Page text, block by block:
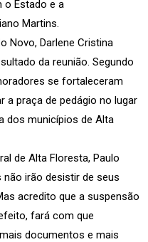
o Estado e a
Martins.
Novo, Darlene Cristina
da reunião. Segundo
se fortaleceram
a praça de pedágio no lugar
dos municípios de Alta
de Alta Floresta, Paulo
irão desistir de seus
acredito que a suspensão
fará com que
documentos e mais